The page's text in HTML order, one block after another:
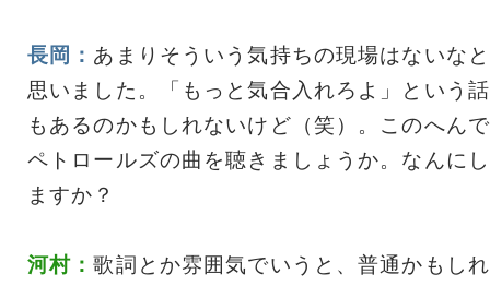
長岡： あまりそういう気持ちの現場はないなと
思いました。「もっと気合入れろよ」という話
もあるのかもしれないけど（笑）。このへんで
ペトロールズの曲を聴きましょうか。なんにし
ますか？
河村：歌詞とか雰囲気でいうと、普通かもしれ